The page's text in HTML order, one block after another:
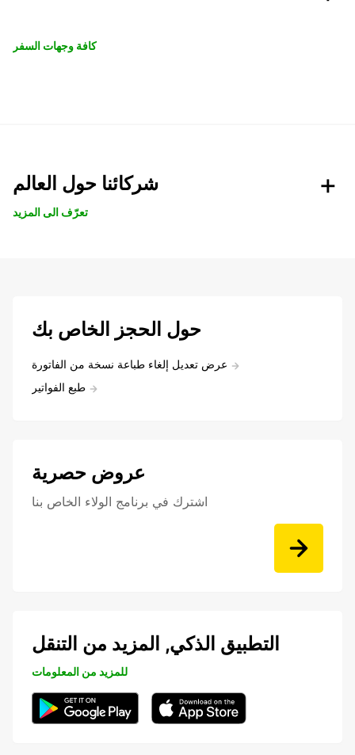
كافة وجهات السفر
شركائنا حول العالم
تعرّف الى المزيد
حول الحجز الخاص بك
عرض تعديل إلغاء طباعة نسخة من الفاتورة
طبع الفواتير
عروض حصرية
اشترك في برنامج الولاء الخاص بنا
التطبيق الذكي, المزيد من التنقل
للمزيد من المعلومات